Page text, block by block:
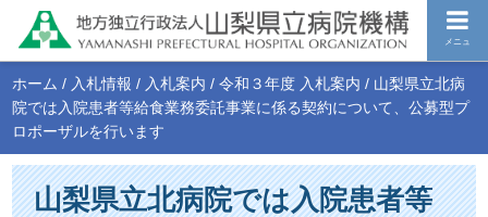
メニュ
ホーム / 入札情報 / 入札案内 /令和３年度 入札案内 / 山梨県立北病
院では入院患者等給食業務委託事業に係る契約について、公募型プ
ロポーザルを行います
山梨県立北病院では入院患者等